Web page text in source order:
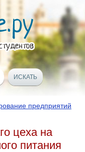
предприятий
цеха на
питания